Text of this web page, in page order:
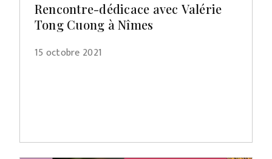
Rencontre-dédicace avec Valérie
Tong Cuong à Nîmes
15 octobre 2021